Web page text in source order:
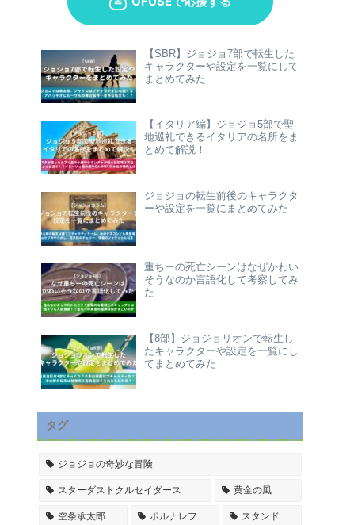
【SBR】ジョジョ7部で転生した
キャラクターや設定を一覧にして
まとめてみた
【イタリア編】ジョジョ5部で聖
地巡礼できるイタリアの名所をま
とめて解説！
ジョジョの転生前後のキャラクタ
ーや設定を一覧にまとめてみた
重ちーの死亡シーンはなぜかわい
そうなのか言語化して考察してみ
た
【8部】ジョジョリオンで転生し
たキャラクターや設定を一覧にし
てまとめてみた
タグ
ジョジョの奇妙な冒険
スターダストクルセイダース 黄金の風
空条承太郎 ポルナレフ スタンド